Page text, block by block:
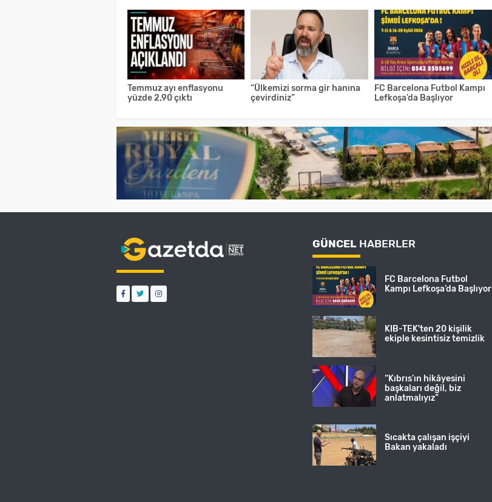
Temmuz ayı enflasyonu
yüzde 2,90 çıktı
“Ülkemizi sorma gir hanına
çevirdiniz”
FC Barcelona Futbol Kampı
Lefkoşa’da Başlıyor
GÜNCEL HABERLER
FC Barcelona Futbol
Kampı Lefkoşa’da Başlıyor
KIB-TEK'ten 20 kişilik
ekiple kesintisiz temizlik
“Kıbrıs’ın hikâyesini
başkaları değil, biz
anlatmalıyız”
Sıcakta çalışan işçiyi
Bakan yakaladı